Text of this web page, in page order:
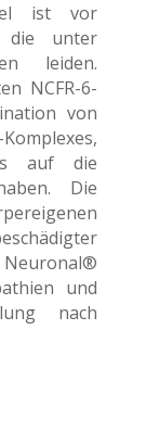
ist vor
die unter
leiden.
NCFR-6-
von
auf die
Die
Neuronal®
und
nach